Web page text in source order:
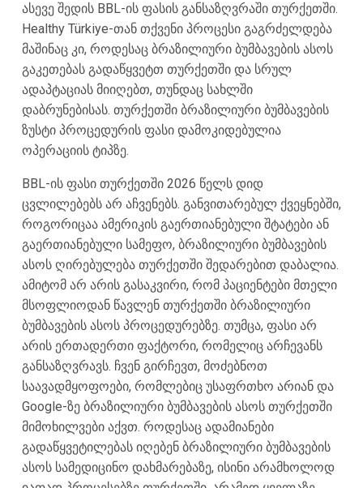
ასევე შედის BBL-ის ფასის განსაზღვრაში თურქეთში.
Healthy Türkiye-თან თქვენი პროცესი გაგრძელდება
მაშინაც კი, როდესაც ბრაზილიური ბუმბავების ასოს
გაკეთებას გადაწყვეტთ თურქეთში და სრულ
ადაპტაციას მიიღებთ, თუნდაც სახლში
დაბრუნებისას. თურქეთში ბრაზილიური ბუმბავების
ზუსტი პროცედურის ფასი დამოკიდებულია
ოპერაციის ტიპზე.
BBL-ის ფასი თურქეთში 2026 წელს დიდ
ცვლილებებს არ აჩვენებს. განვითარებულ ქვეყნებში,
როგორიცაა ამერიკის გაერთიანებული შტატები ან
გაერთიანებული სამეფო, ბრაზილიური ბუმბავების
ასოს ღირებულება თურქეთში შედარებით დაბალია.
ამიტომ არ არის გასაკვირი, რომ პაციენტები მთელი
მსოფლიოდან წავლენ თურქეთში ბრაზილიური
ბუმბავების ასოს პროცედურებზე. თუმცა, ფასი არ
არის ერთადერთი ფაქტორი, რომელიც არჩევანს
განსაზღვრავს. ჩვენ გირჩევთ, მოძებნოთ
საავადმყოფოები, რომლებიც უსაფრთხო არიან და
Google-ზე ბრაზილიური ბუმბავების ასოს თურქეთში
მიმოხილვები აქვთ. როდესაც ადამიანები
გადაწყვეტილებას იღებენ ბრაზილიური ბუმბავების
ასოს სამედიცინო დახმარებაზე, ისინი არამხოლოდ